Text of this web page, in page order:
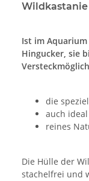
Ist im
Hingucker, sie
die
auch
reines
Die Hülle der
stachelfrei und